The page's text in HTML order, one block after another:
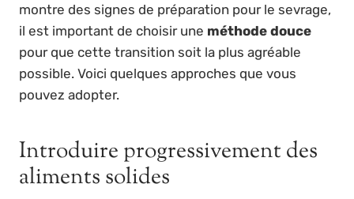
montre des signes de préparation pour le sevrage,
il est important de choisir une méthode douce
pour que cette transition soit la plus agréable
possible. Voici quelques approches que vous
pouvez adopter.
Introduire progressivement des
aliments solides